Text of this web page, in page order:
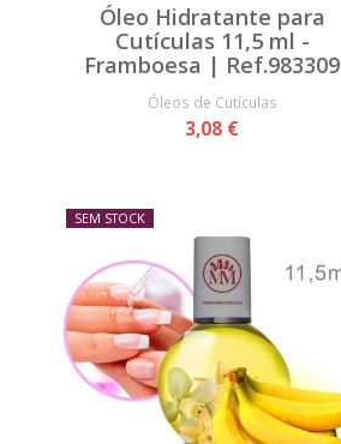
Óleo Hidratante para
Cutículas 11,5 ml -
Framboesa | Ref.983309
Óleos de Cutículas
3,08 €
SEM STOCK